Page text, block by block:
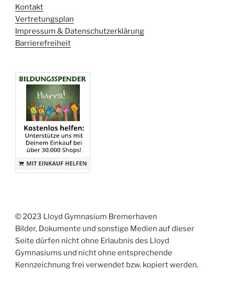
Kontakt
Vertretungsplan
Impressum & Datenschutzerklärung
Barrierefreiheit
© 2023 Lloyd Gymnasium Bremerhaven
Bilder, Dokumente und sonstige Medien auf dieser
Seite dürfen nicht ohne Erlaubnis des Lloyd
Gymnasiums und nicht ohne entsprechende
Kennzeichnung frei verwendet bzw. kopiert werden.